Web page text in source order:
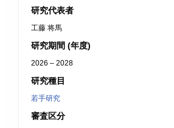
研究代表者
工藤 将馬
研究期間 (年度)
2026 – 2028
研究種目
若手研究
審査区分